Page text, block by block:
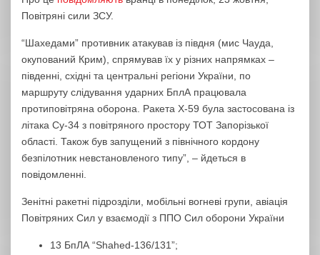
Повітряні сили ЗСУ.
“Шахедами” противник атакував із півдня (мис Чауда,
окупований Крим), спрямував їх у різних напрямках –
південні, східні та центральні регіони України, по
маршруту слідування ударних БплА працювала
протиповітряна оборона. Ракета Х-59 була застосована із
літака Су-34 з повітряного простору ТОТ Запорізької
області. Також був запущений з північного кордону
безпілотник невстановленого типу”, – йдеться в
повідомленні.
Зенітні ракетні підрозділи, мобільні вогневі групи, авіація
Повітряних Сил у взаємодії з ППО Сил оборони України
13 БпЛА “Shahed-136/131”;